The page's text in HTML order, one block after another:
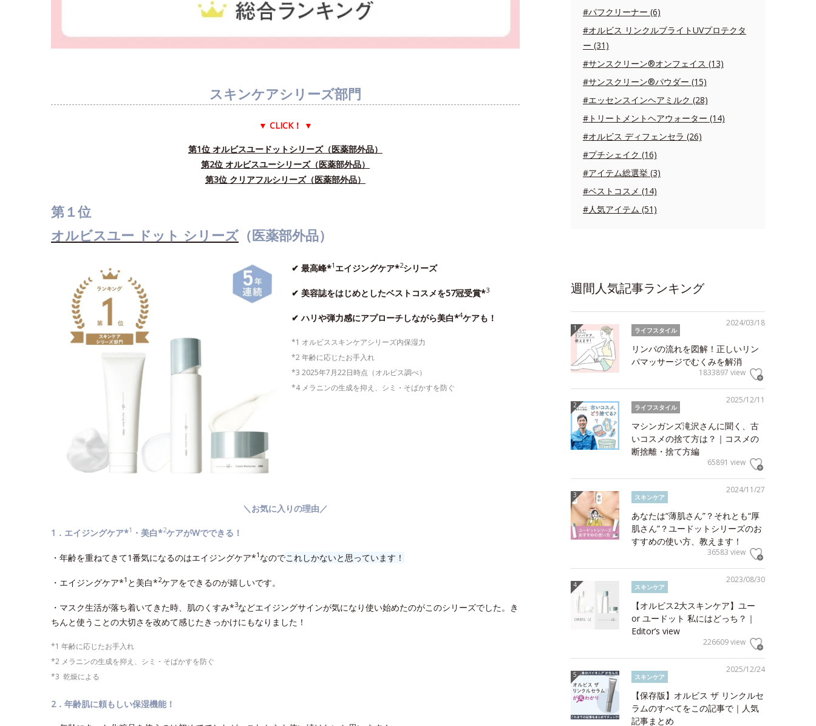
スキンケアシリーズ部門
▼ CLICK！ ▼
第1位 オルビスユードットシリーズ（医薬部外品）
第2位 オルビスユーシリーズ（医薬部外品）
第3位 クリアフルシリーズ（医薬部外品）
第１位
オルビスユー ドット シリーズ （医薬部外品）
✔ 最高峰*1 エイジングケア*2シリーズ
✔ 美容誌をはじめとしたベストコスメを57冠受賞*3
✔ ハリや弾力感にアプローチしながら美白*4ケアも！
*1 オルビススキンケアシリーズ内保湿力
*2 年齢に応じたお手入れ
*3 2025年7月22日時点（オルビス調べ）
*4 メラニンの生成を抑え、シミ・そばかすを防ぐ
＼お気に入りの理由／
1．エイジングケア*1 ・美白*2ケアがWでできる！
・年齢を重ねてきて1番気になるのはエイジングケア*1 なのでこれしかないと思っています！
・エイジングケア*1 と美白*2ケアをできるのが嬉しいです。
・マスク生活が落ち着いてきた時、肌のくすみ*3などエイジングサインが気になり使い始めたのがこのシリーズでした。き
ちんと使うことの大切さを改めて感じたきっかけにもなりました！
*1 年齢に応じたお手入れ
*2 メラニンの生成を抑え、シミ・そばかすを防ぐ
*3 乾燥による
2．年齢肌に頼もしい保湿機能！
#パフクリーナー (6)
#オルビス リンクルブライトUVプロテクタ
ー (31)
#サンスクリーン®オンフェイス (13)
#サンスクリーン®パウダー (15)
#エッセンスインヘアミルク (28)
#トリートメントヘアウォーター (14)
#オルビス ディフェンセラ (26)
#プチシェイク (16)
#アイテム総選挙 (3)
#ベストコスメ (14)
#人気アイテム (51)
週間人気記事ランキング
2024/03/18
ライフスタイル
リンパの流れを図解！正しいリン
パマッサージでむくみを解消
1833897 view
2025/12/11
ライフスタイル
マシンガンズ滝沢さんに聞く、古
いコスメの捨て方は？｜コスメの
断捨離・捨て方編
65891 view
2024/11/27
スキンケア
あなたは“薄肌さん”？それとも“厚
肌さん”？ユードットシリーズのお
すすめの使い方、教えます！
36583 view
2023/08/30
スキンケア
【オルビス2大スキンケア】ユー
or ユードット 私にはどっち？｜
Editor’s view
226609 view
2025/12/24
スキンケア
【保存版】オルビス ザ リンクルセ
ラムのすべてをこの記事で｜人気
記事まとめ